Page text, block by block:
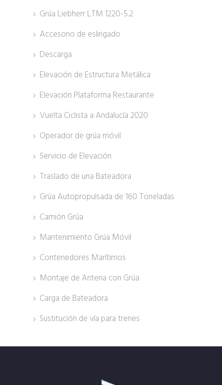
Grúa Liebherr LTM 1220-5.2
Accesorio de eslingado
Descarga
Elevación de Estructura Metálica
Elevación Plataforma Restaurante
Vuelta Ciclista a Andalucía 2020
Operador de grúa móvil
Servicio de Elevación
Traslado de una Bateadora
Grúa Autopropulsada de 160 Toneladas
Camión Grúa
Mantenimiento Grúa Móvil
Contenedores Marítimos
Montaje de Antena con Grúa
Carga de Bateadora
Sustitución de vía para trenes